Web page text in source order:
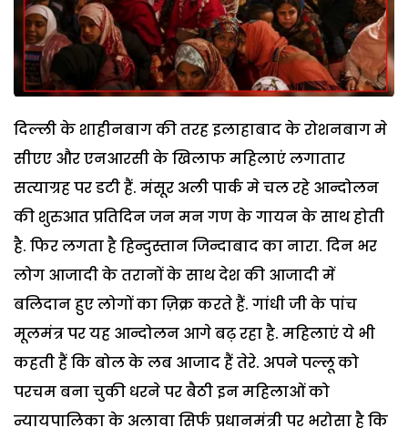
दिल्ली के शाहीनबाग की तरह इलाहाबाद के रोशनबाग मे
सीएए और एनआरसी के खिलाफ महिलाएं लगातार
सत्याग्रह पर डटी हैं. मंसूर अली पार्क मे चल रहे आन्दोलन
की शुरुआत प्रतिदिन जन मन गण के गायन के साथ होती
है. फिर लगता है हिन्दुस्तान जिन्दाबाद का नारा. दिन भर
लोग आजादी के तरानों के साथ देश की आजादी में
बलिदान हुए लोगों का ज़िक्र करते हैं. गांधी जी के पांच
मूलमंत्र पर यह आन्दोलन आगे बढ़ रहा है. महिलाएं ये भी
कहती हैं कि बोल के लब आजाद हैं तेरे. अपने पल्लू को
परचम बना चुकी धरने पर बैठी इन महिलाओं को
न्यायपालिका के अलावा सिर्फ प्रधानमंत्री पर भरोसा है कि